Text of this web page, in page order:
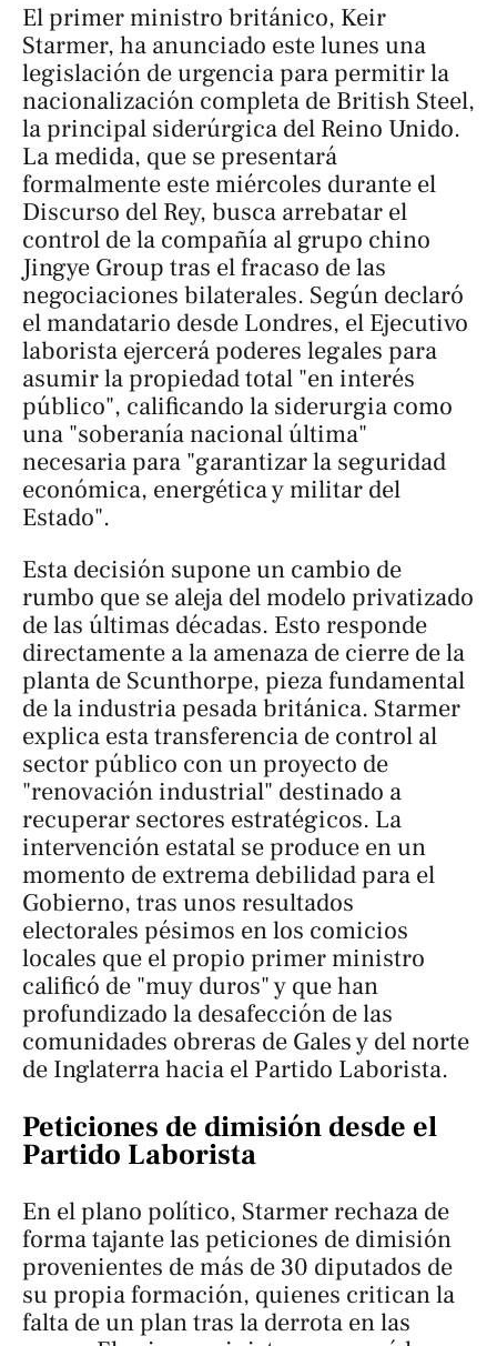
El primer ministro británico, Keir
Starmer, ha anunciado este lunes una
legislación de urgencia para permitir la
nacionalización completa de British Steel,
la principal siderúrgica del Reino Unido.
La medida, que se presentará
formalmente este miércoles durante el
Discurso del Rey, busca arrebatar el
control de la compañía al grupo chino
Jingye Group tras el fracaso de las
negociaciones bilaterales. Según declaró
el mandatario desde Londres, el Ejecutivo
laborista ejercerá poderes legales para
asumir la propiedad total "en interés
público", calificando la siderurgia como
una "soberanía nacional última"
necesaria para "garantizar la seguridad
económica, energética y militar del
Estado".
Esta decisión supone un cambio de
rumbo que se aleja del modelo privatizado
de las últimas décadas. Esto responde
directamente a la amenaza de cierre de la
planta de Scunthorpe, pieza fundamental
de la industria pesada británica. Starmer
explica esta transferencia de control al
sector público con un proyecto de
"renovación industrial" destinado a
recuperar sectores estratégicos. La
intervención estatal se produce en un
momento de extrema debilidad para el
Gobierno, tras unos resultados
electorales pésimos en los comicios
locales que el propio primer ministro
calificó de "muy duros" y que han
profundizado la desafección de las
comunidades obreras de Gales y del norte
de Inglaterra hacia el Partido Laborista.
Peticiones de dimisión desde el
Partido Laborista
En el plano político, Starmer rechaza de
forma tajante las peticiones de dimisión
provenientes de más de 30 diputados de
su propia formación, quienes critican la
falta de un plan tras la derrota en las